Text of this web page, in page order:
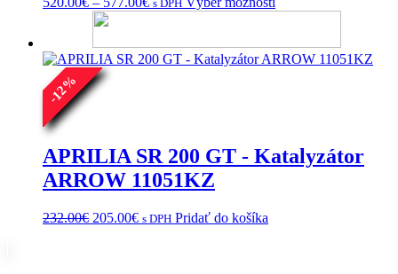
through
577.00€
s DPH
viacero
variantov.
stránke
-
12
%
APRILIA SR 200 GT - Katalyzátor
ARROW 11051KZ
232.00€ Pôvodná
205.00€Aktuálna
s DPH Pridať do košíka